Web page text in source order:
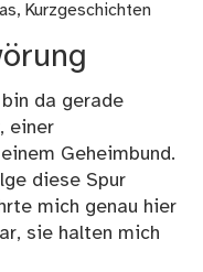
, Kurzgeschichten
da gerade
einer
Geheimbund.
diese Spur
mich genau hier
sie halten mich